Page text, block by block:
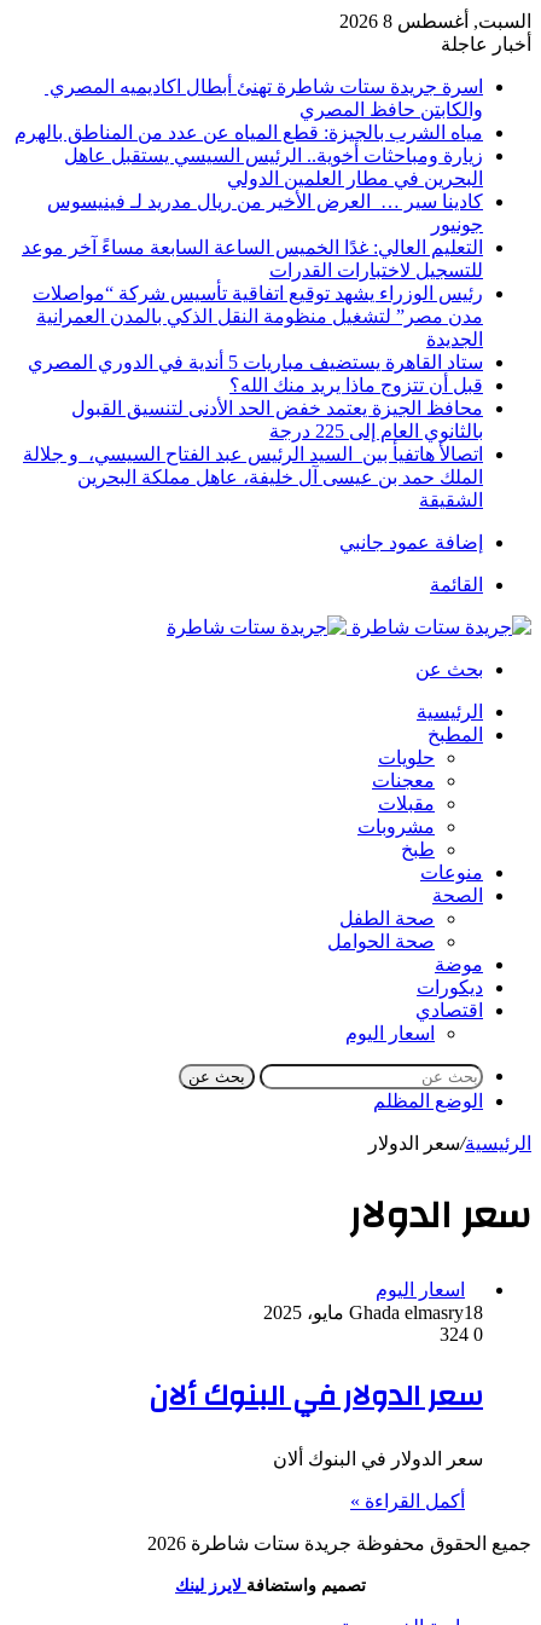
السبت, أغسطس 8 2026
أخبار عاجلة
اسرة جريدة ستات شاطرة تهنئ أبطال اكاديميه المصري
والكابتن حافظ المصري
مياه الشرب بالجيزة: قطع المياه عن عدد من المناطق بالهرم
زيارة ومباحثات أخوية.. الرئيس السيسي يستقبل عاهل
البحرين في مطار العلمين الدولي
كادينا سير … العرض الأخير من ريال مدريد لـ فينيسوس
جونيور
التعليم العالي: غدًا الخميس الساعة السابعة مساءً آخر موعد
للتسجيل لاختبارات القدرات
رئيس الوزراء يشهد توقيع اتفاقية تأسيس شركة “مواصلات
مدن مصر” لتشغيل منظومة النقل الذكي بالمدن العمرانية
الجديدة
ستاد القاهرة يستضيف مباريات 5 أندية في الدوري المصري
قبل أن تتزوج ماذا يريد منك الله؟
محافظ الجيزة يعتمد خفض الحد الأدنى لتنسيق القبول
بالثانوي العام إلى 225 درجة
اتصالأ هاتفيأ بين السيد الرئيس عبد الفتاح السيسي، و جلالة
الملك حمد بن عيسى آل خليفة، عاهل مملكة البحرين
الشقيقة
إضافة عمود جانبي
القائمة
بحث عن
الرئيسية
المطبخ
حلويات
معجنات
مقبلات
مشروبات
طبخ
منوعات
الصحة
صحة الطفل
صحة الحوامل
موضة
ديكورات
اقتصادي
اسعار اليوم
بحث عن
الوضع المظلم
الرئيسية/سعر الدولار
سعر الدولار
اسعار اليوم
Ghada elmasry18 مايو، 2025
0
سعر الدولار في البنوك ألان
سعر الدولار في البنوك ألان
أكمل القراءة »
جميع الحقوق محفوظة جريدة ستات شاطرة 2026
تصميم واستضافة لايرز لينك